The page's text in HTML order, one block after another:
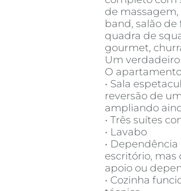
de
band, salão
quadra de
gourmet,
Um
O
• Sala
reversão de
ampliando
• Três suítes
• Lavabo
•
escritório,
apoio ou
• Cozinha